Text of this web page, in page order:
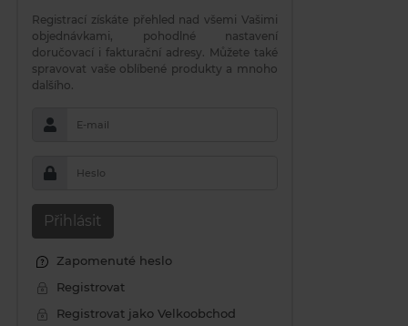
Registrací získáte přehled nad všemi Vašimi
objednávkami, pohodlné nastavení
doručovací i fakturační adresy. Můžete také
spravovat vaše oblíbené produkty a mnoho
dalšího.
E-mail
Heslo
Přihlásit
Zapomenuté heslo
Registrovat
Registrovat jako Velkoobchod